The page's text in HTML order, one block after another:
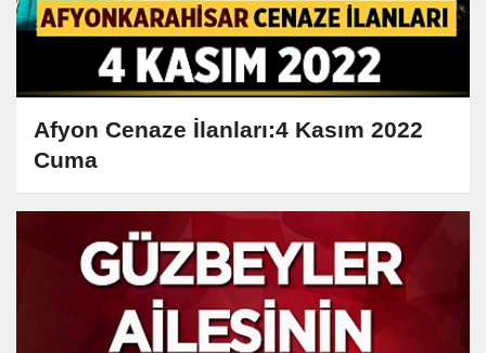
Afyon Cenaze İlanları:4 Kasım 2022
Cuma